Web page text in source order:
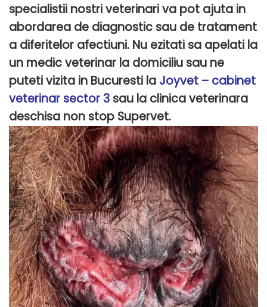
specialistii nostri veterinari va pot ajuta in
abordarea de diagnostic sau de tratament
a diferitelor afectiuni. Nu ezitati sa apelati la
un medic veterinar la domiciliu sau ne
puteti vizita in Bucuresti la Joyvet – cabinet
veterinar sector 3 sau la clinica veterinara
deschisa non stop Supervet.